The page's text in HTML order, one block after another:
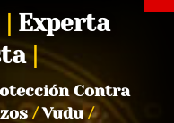
Experta
Contra
/Vudu/